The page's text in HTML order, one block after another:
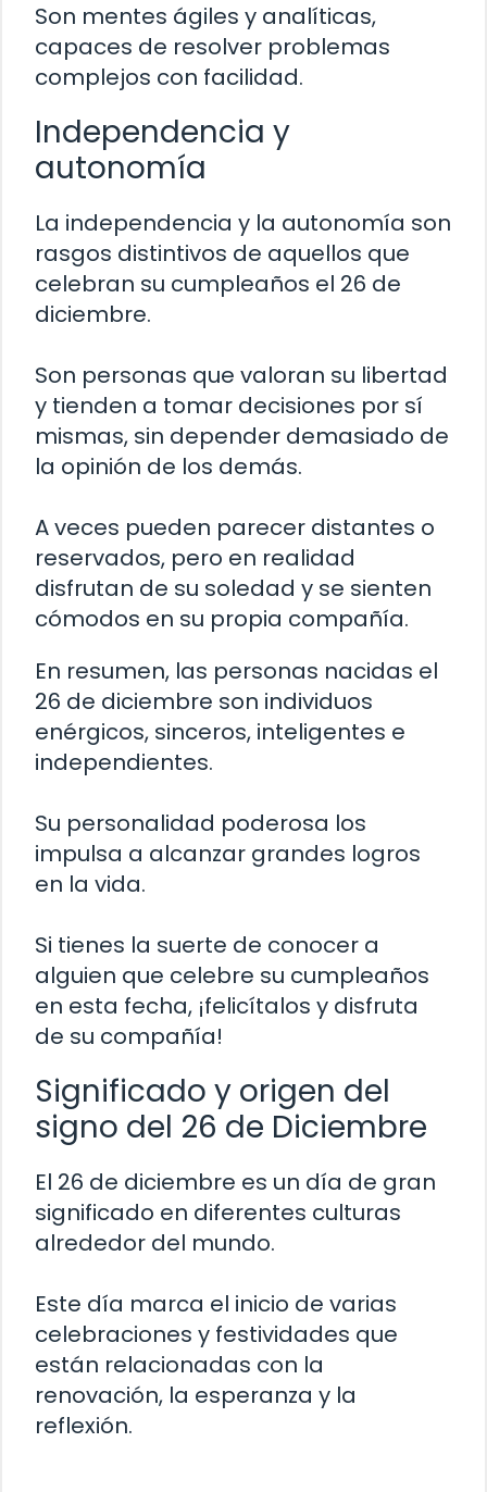
Son mentes ágiles y analíticas,
capaces de resolver problemas
complejos con facilidad.
Independencia y
autonomía
La independencia y la autonomía son
rasgos distintivos de aquellos que
celebran su cumpleaños el 26 de
diciembre.
Son personas que valoran su libertad
y tienden a tomar decisiones por sí
mismas, sin depender demasiado de
la opinión de los demás.
A veces pueden parecer distantes o
reservados, pero en realidad
disfrutan de su soledad y se sienten
cómodos en su propia compañía.
En resumen, las personas nacidas el
26 de diciembre son individuos
enérgicos, sinceros, inteligentes e
independientes.
Su personalidad poderosa los
impulsa a alcanzar grandes logros
en la vida.
Si tienes la suerte de conocer a
alguien que celebre su cumpleaños
en esta fecha, ¡felicítalos y disfruta
de su compañía!
Significado y origen del
signo del 26 de Diciembre
El 26 de diciembre es un día de gran
significado en diferentes culturas
alrededor del mundo.
Este día marca el inicio de varias
celebraciones y festividades que
están relacionadas con la
renovación, la esperanza y la
reflexión.